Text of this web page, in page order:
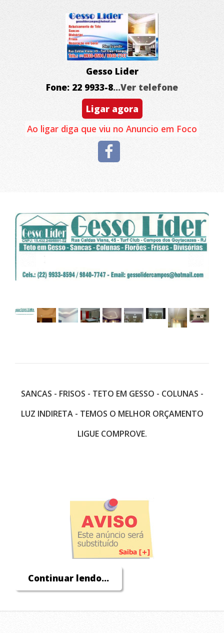
Gesso Lider
Fone: 22 9933-8...Ver telefone
Ligar agora
Ao ligar diga que viu no Anuncio em Foco
SANCAS - FRISOS - TETO EM GESSO - COLUNAS -
LUZ INDIRETA - TEMOS O MELHOR ORÇAMENTO
LIGUE COMPROVE.
Continuar lendo...